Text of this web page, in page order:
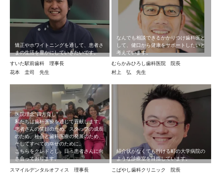
矯正やホワイトニングを通して、患者さ
まの生活を豊かにしていきたいです。
すいた駅前歯科 理事長
花本 圭司 先生
なんでも相談できるかかりつけ歯科医と
して、健口から健康をサポートしたいと
考えています。
むらかみひろし歯科医院 院長
村上 弘 先生
医院理念”四方良し”
私たちは歯科医療を通じて貢献します。
患者さんの笑顔のため、スタッフの成長
のため、社会と歯科医療の発展のため、
そしてすべての幸せのために。
こちらをクレドとし、日々患者さんに向
き合っております。
スマイルデンタルオフィス 理事長
紹介状がなくても行ける町の大学病院の
ような診療室を目指しています。
こばやし歯科クリニック 院長